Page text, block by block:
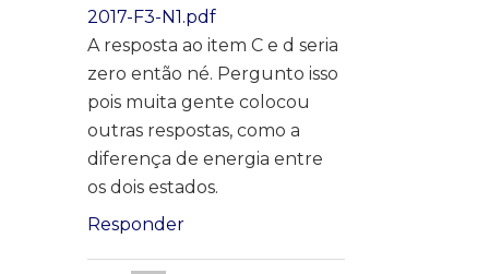
2017-F3-N1.pdf
A resposta ao item C e d seria
zero então né. Pergunto isso
pois muita gente colocou
outras respostas, como a
diferença de energia entre
os dois estados.
Responder